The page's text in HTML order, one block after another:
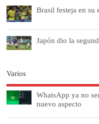
Brasil festeja en su
Japón dio la
Varios
WhatsApp ya no
nuevo aspecto